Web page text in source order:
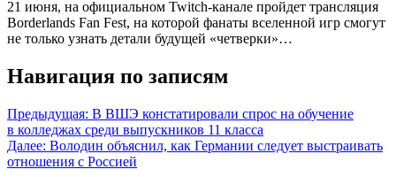
21 июня, на официальном Twitch-канале пройдет трансляция
Borderlands Fan Fest, на которой фанаты вселенной игр смогут
не только узнать детали будущей «четверки»…
Навигация по записям
Предыдущая: В ВШЭ констатировали спрос на обучение
в колледжах среди выпускников 11 класса
Далее: Володин объяснил, как Германии следует выстраивать
отношения с Россией